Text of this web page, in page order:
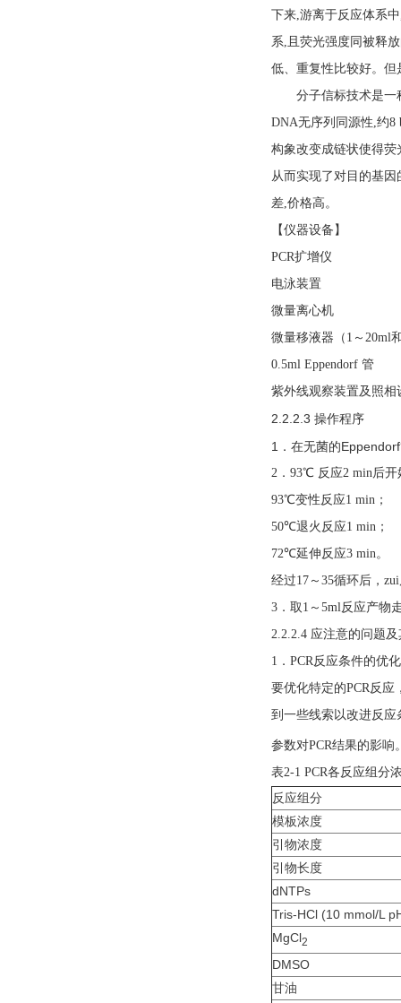
下来,游离于反应体系
系,且荧光强度同被释
低、重复性比较好。
分子信标技术是一种
DNA无序列同源性,约8
构象改变成链状使得
从而实现了对目的基
差,价格高。
【仪器设备】
PCR扩增仪
电泳装置
微量离心机
微量移液器（1～20ml
0.5ml Eppendorf 管
紫外线观察装置及照相
2.2.2.3 操作程序
1．在无菌的
2．93℃ 反应2 min后
93℃变性反应1 min；
50℃退火反应1 min；
72℃延伸反应3 min。
经过17～35循环后，
3．取1～5ml反应产物
2.2.2.4 应注意的问题
1．PCR反应条件的优
要优化特定的PCR反
到一些线索以改进反应
参数对PCR结果的影响
表2-1 PCR各反应组分
反应组分
模板浓度
引物浓度
引物长度
dNTPs
Tris-HCl (10 mmol/L
MgCl2
DMSO
甘油